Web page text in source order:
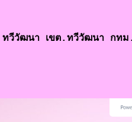
วีวัฒนา เขต.ทวีวัฒนา กท